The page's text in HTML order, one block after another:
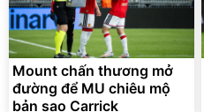
Bạt phủ xe ô tô cao cấp,
tráng nhôm 03 lớp
392.000đ
325.000đ
Đã bán nhiều
Mount chấn thương mở
đường để MU chiêu mộ
bản sao Carrick